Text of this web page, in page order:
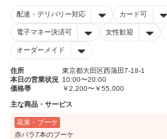
配達・デリバリー対応 カード可
電子マネー決済可 女性歓迎
オーダーメイド
住所
東京都大田区西蒲田7-18-1
本日の営業状況 10:00〜20:00
価格帯
￥2,200〜￥55,000
主な商品・サービス
花束・ブーケ
赤バラ7本のブーケ